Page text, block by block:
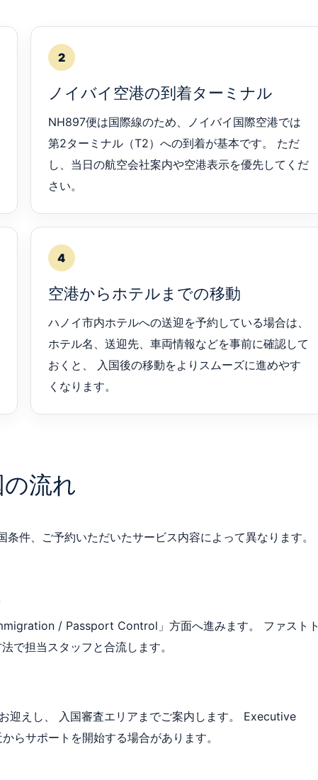
2
ノイバイ空港の到着ターミナル
NH897便は国際線のため、ノイバイ国際空港では
第2ターミナル（T2）への到着が基本です。 ただ
し、当日の航空会社案内や空港表示を優先してくだ
さい。
4
空港からホテルまでの移動
ハノイ市内ホテルへの送迎を予約している場合は、
ホテル名、送迎先、車両情報などを事前に確認して
おくと、 入国後の移動をよりスムーズに進めやす
くなります。
流れ
件、ご予約いただいたサービス内容によって異なります。
/ Passport Control」方面へ進みます。 ファストト
で担当スタッフと合流します。
迎えし、 入国審査エリアまでご案内します。 Executive
らサポートを開始する場合があります。